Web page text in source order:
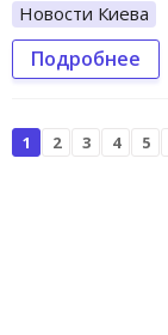
Новости Киева
Подробнее
1 2 3 4 5